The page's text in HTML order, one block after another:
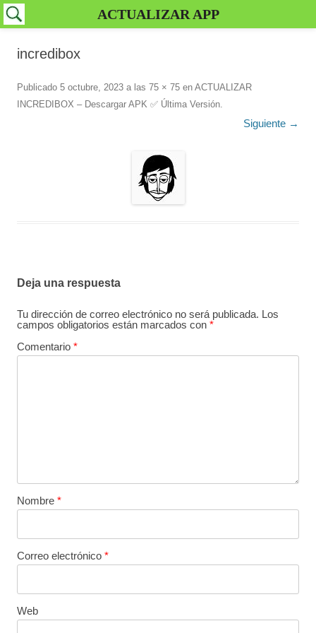
incredibox
Publicado 5 octubre, 2023 a las 75 × 75 en ACTUALIZAR
INCREDIBOX – Descargar APK ✅️ Última Versión.
Siguiente →
Deja una respuesta
Tu dirección de correo electrónico no será publicada. Los
campos obligatorios están marcados con *
Comentario *
Nombre *
Correo electrónico *
Web
ACTUALIZAR APP